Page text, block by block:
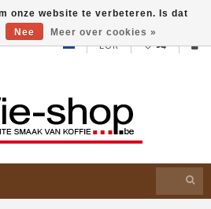
EUR
onze website te verbeteren. Is dat
Nee Meer over cookies »